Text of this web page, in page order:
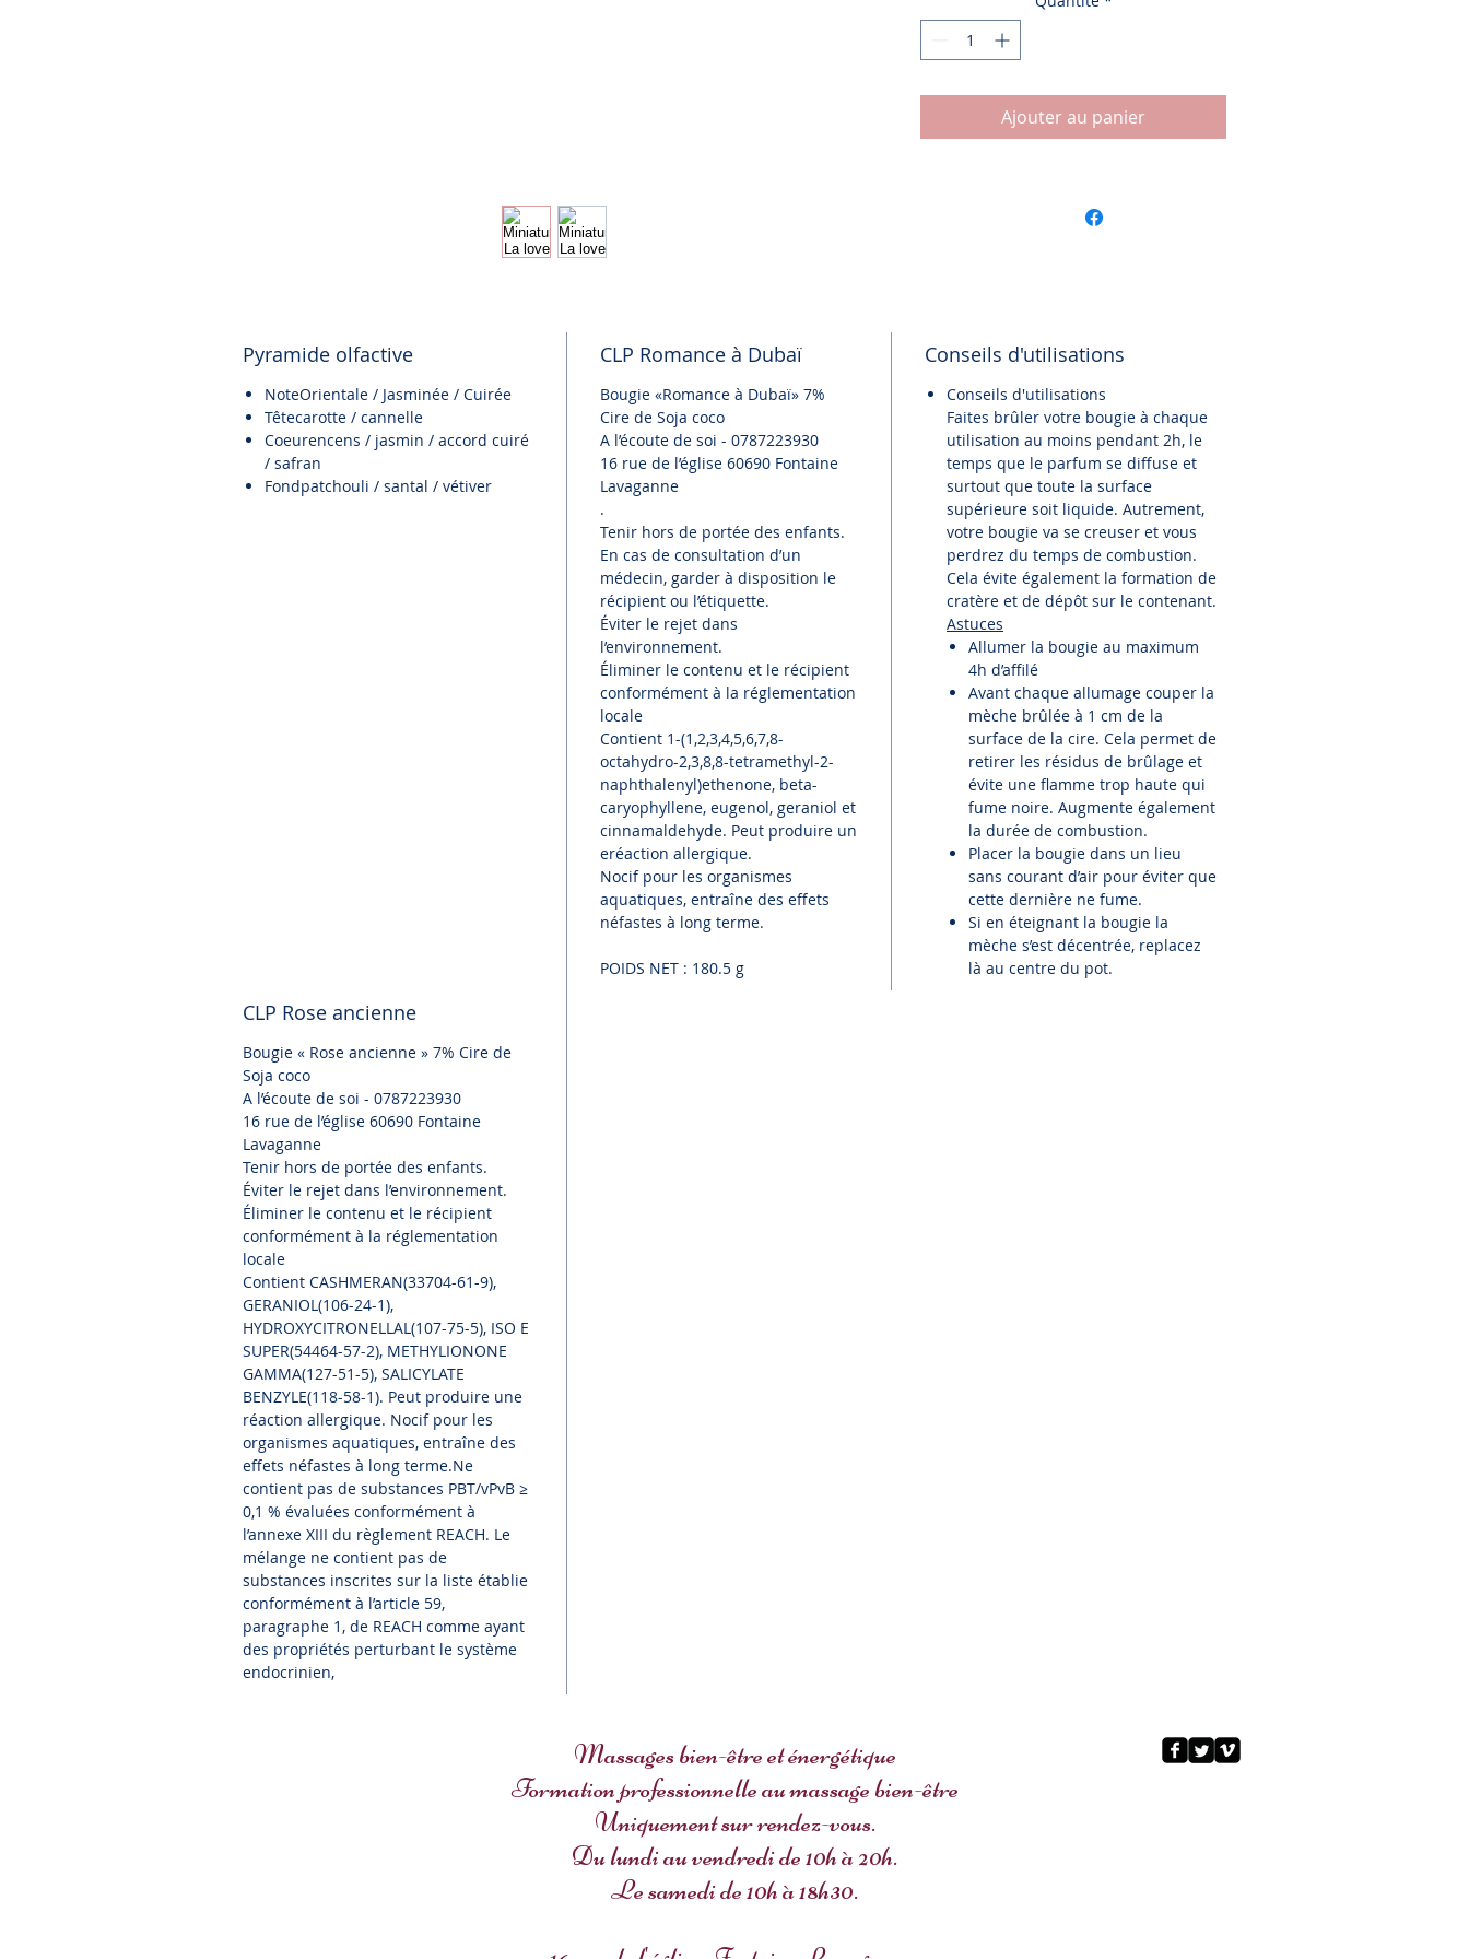
Ajouter au panier
Pyramide olfactive
NoteOrientale / Jasminée / Cuirée
Têtecarotte / cannelle
Coeurencens / jasmin / accord cuiré
/ safran
Fondpatchouli / santal / vétiver
CLP Romance à Dubaï
Bougie «Romance à Dubaï» 7%
Cire de Soja coco
A l’écoute de soi - 0787223930
16 rue de l’église 60690 Fontaine
Lavaganne
.
Tenir hors de portée des enfants.
En cas de consultation d’un
médecin, garder à disposition le
récipient ou l’étiquette.
Éviter le rejet dans
l’environnement.
Éliminer le contenu et le récipient
conformément à la réglementation
locale
Contient 1-(1,2,3,4,5,6,7,8-
octahydro-2,3,8,8-tetramethyl-2-
naphthalenyl)ethenone, beta-
caryophyllene, eugenol, geraniol et
cinnamaldehyde. Peut produire un
eréaction allergique.
Nocif pour les organismes
aquatiques, entraîne des effets
néfastes à long terme.
POIDS NET : 180.5 g
Conseils d'utilisations
Conseils d'utilisations
Faites brûler votre bougie à chaque
utilisation au moins pendant 2h, le
temps que le parfum se diffuse et
surtout que toute la surface
supérieure soit liquide. Autrement,
votre bougie va se creuser et vous
perdrez du temps de combustion.
Cela évite également la formation de
cratère et de dépôt sur le contenant.
Astuces
Allumer la bougie au maximum
4h d’affilé
Avant chaque allumage couper la
mèche brûlée à 1 cm de la
surface de la cire. Cela permet de
retirer les résidus de brûlage et
évite une flamme trop haute qui
fume noire. Augmente également
la durée de combustion.
Placer la bougie dans un lieu
sans courant d’air pour éviter que
cette dernière ne fume.
Si en éteignant la bougie la
mèche s’est décentrée, replacez
là au centre du pot.
CLP Rose ancienne
Bougie « Rose ancienne » 7% Cire de
Soja coco
A l’écoute de soi - 0787223930
16 rue de l’église 60690 Fontaine
Lavaganne
Tenir hors de portée des enfants.
Éviter le rejet dans l’environnement.
Éliminer le contenu et le récipient
conformément à la réglementation
locale
Contient CASHMERAN(33704-61-9),
GERANIOL(106-24-1),
HYDROXYCITRONELLAL(107-75-5), ISO E
SUPER(54464-57-2), METHYLIONONE
GAMMA(127-51-5), SALICYLATE
BENZYLE(118-58-1). Peut produire une
réaction allergique. Nocif pour les
organismes aquatiques, entraîne des
effets néfastes à long terme.Ne
contient pas de substances PBT/vPvB ≥
0,1 % évaluées conformément à
l’annexe XIII du règlement REACH. Le
mélange ne contient pas de
substances inscrites sur la liste établie
conformément à l’article 59,
paragraphe 1, de REACH comme ayant
des propriétés perturbant le système
endocrinien,
Massages bien-être et énergétique
Formation professionnelle au massage bien-être
Uniquement sur rendez-vous.
Du lundi au vendredi de 10h à 20h.
Le samedi de 10h à 18h30.